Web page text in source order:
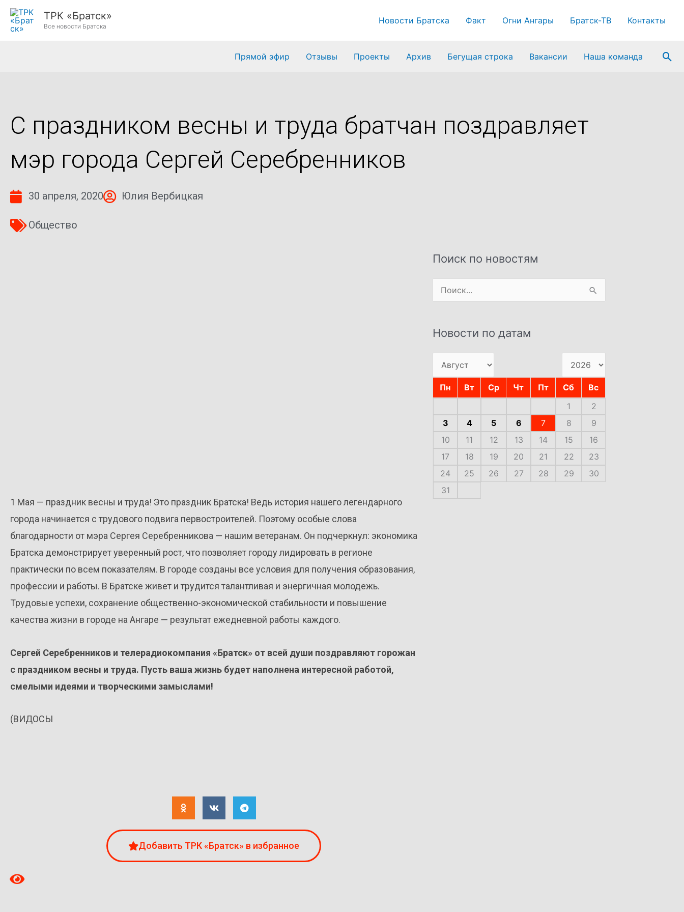
Перейти
ТРК «Братск»
Все новости Братска
Новости Братска Факт Огни Ангары Братск-ТВ Контакты
Прямой эфир Отзывы Проекты Архив Бегущая строка Вакансии Наша команда
С праздником весны и труда братчан поздравляет
мэр города Сергей Серебренников
30 апреля, 2020 Юлия Вербицкая
Общество
1 Мая — праздник весны и труда! Это праздник Братска! Ведь история нашего легендарного
города начинается с трудового подвига первостроителей. Поэтому особые слова
благодарности от мэра Сергея Серебренникова — нашим ветеранам. Он подчеркнул: экономика
Братска демонстрирует уверенный рост, что позволяет городу лидировать в регионе
практически по всем показателям. В городе созданы все условия для получения образования,
профессии и работы. В Братске живет и трудится талантливая и энергичная молодежь.
Трудовые успехи, сохранение общественно-экономической стабильности и повышение
качества жизни в городе на Ангаре — результат ежедневной работы каждого.
Сергей Серебренников и телерадиокомпания «Братск» от всей души поздравляют горожан
с праздником весны и труда. Пусть ваша жизнь будет наполнена интересной работой,
смелыми идеями и творческими замыслами!
(ВИДОСЫ
Добавить ТРК «Братск» в избранное
Поиск по новостям
Поиск:
Новости по датам
Пн Вт Ср Чт Пт Сб
Вс
1
2
3
4 5 6 7 8
9
10
11 12 13 14 15
16
17
18 19 20 21 22
23
24
25 26 27 28 29
30
31